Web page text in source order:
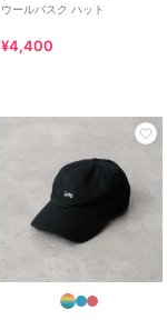
ウールバスク ハット
¥4,400